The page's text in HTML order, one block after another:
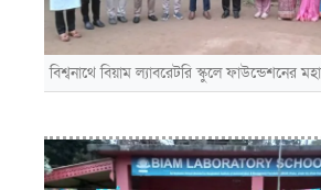
বিশ্বনাথে বিয়াম ল্যাবরেটরি স্কুলে ফাউন্ডেশনের